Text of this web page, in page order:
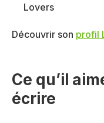
Lovers
Découvrir son profil
Ce qu’il
écrire